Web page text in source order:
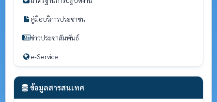
คู่มือบริการประชาชน
ข่าวประชาสัมพันธ์
e-Service
ข้อมูลสารสนเทศ